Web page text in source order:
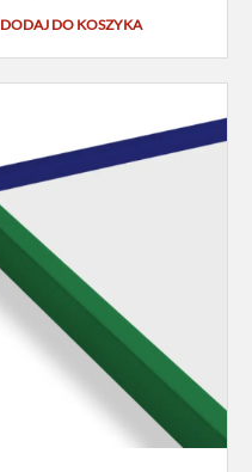
DODAJ DO KOSZYKA